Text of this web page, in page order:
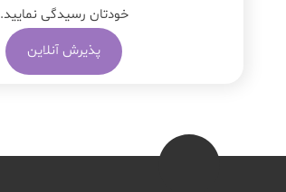
خودتان رسیدگی نمایید.
پذیرش آنلاین